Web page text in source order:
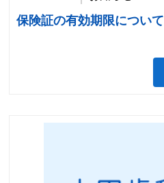
保険証の有効期限について